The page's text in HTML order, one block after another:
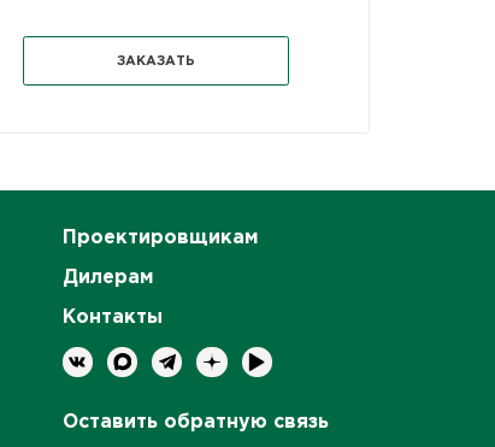
ЗАКАЗАТЬ
Проектировщикам
Дилерам
Контакты
Оставить обратную связь